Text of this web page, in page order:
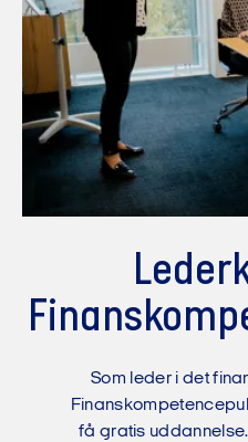
Som leder i det
få gratis